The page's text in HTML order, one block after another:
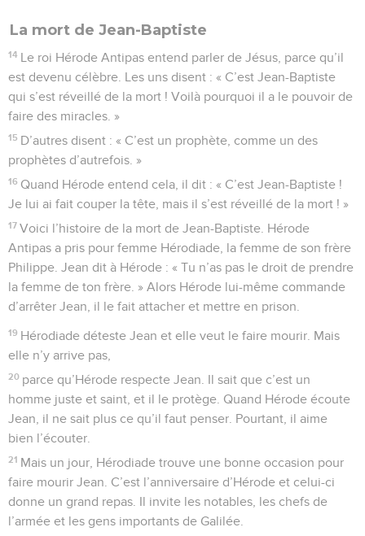
La mort de Jean-Baptiste
14 Le roi Hérode Antipas entend parler de Jésus, parce qu’il
est devenu célèbre. Les uns disent : « C’est Jean-Baptiste
qui s’est réveillé de la mort ! Voilà pourquoi il a le pouvoir de
faire des miracles. »
15 D’autres disent : « C’est un prophète, comme un des
prophètes d’autrefois. »
16 Quand Hérode entend cela, il dit : « C’est Jean-Baptiste !
Je lui ai fait couper la tête, mais il s’est réveillé de la mort ! »
17 Voici l’histoire de la mort de Jean-Baptiste. Hérode
Antipas a pris pour femme Hérodiade, la femme de son frère
Philippe. Jean dit à Hérode : « Tu n’as pas le droit de prendre
la femme de ton frère. » Alors Hérode lui-même commande
d’arrêter Jean, il le fait attacher et mettre en prison.
19 Hérodiade déteste Jean et elle veut le faire mourir. Mais
elle n’y arrive pas,
20 parce qu’Hérode respecte Jean. Il sait que c’est un
homme juste et saint, et il le protège. Quand Hérode écoute
Jean, il ne sait plus ce qu’il faut penser. Pourtant, il aime
bien l’écouter.
21 Mais un jour, Hérodiade trouve une bonne occasion pour
faire mourir Jean. C’est l’anniversaire d’Hérode et celui-ci
donne un grand repas. Il invite les notables, les chefs de
l’armée et les gens importants de Galilée.